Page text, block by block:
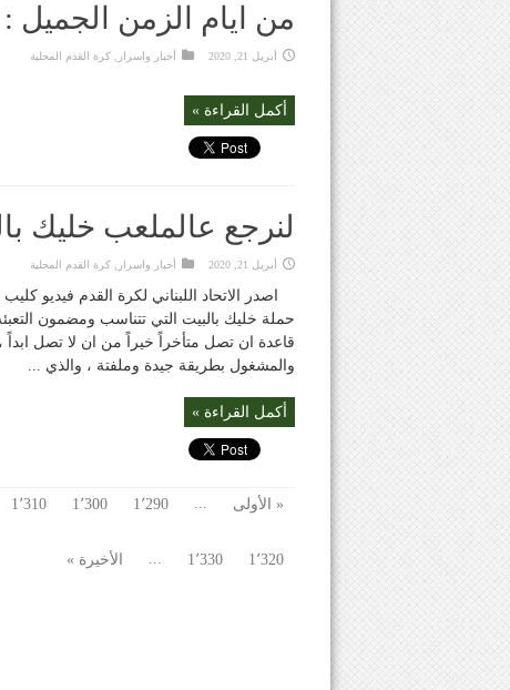
من ايام الزمن الجميل
أبريل 21, 2020 أخبار واسرار ,كرة القدم المحلية
أكمل القراءة »
لنرجع عالملعب خليك
أبريل 21, 2020 أخبار واسرار ,كرة القدم المحلية
حملة خليك بالبيت التي تتناسب ومضمون
قاعدة ان تصل متأخراً خيراً من ان لا تصل ابداً
والمشغول بطريقة جيدة وملفتة ، والذي ...
أكمل القراءة »
« الأولى ... 1٬290 1٬300 1٬310
1٬320
1٬330 ... الأخيرة »